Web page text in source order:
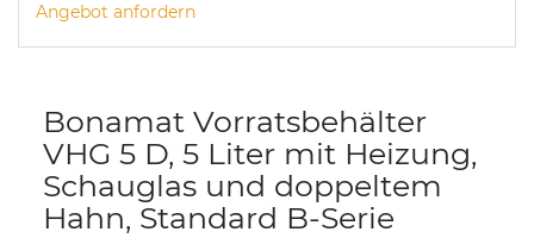
Angebot anfordern
Bonamat Vorratsbehälter
VHG 5 D, 5 Liter mit Heizung,
Schauglas und doppeltem
Hahn, Standard B-Serie